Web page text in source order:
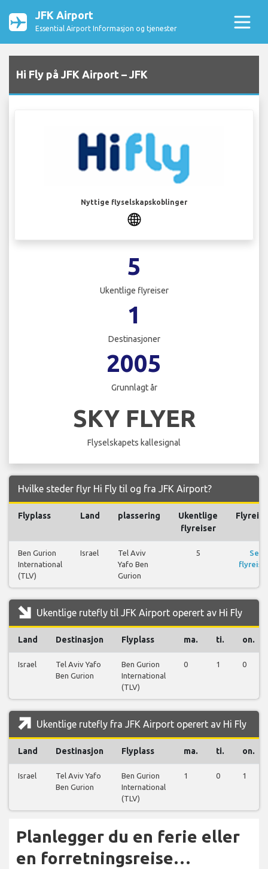
JFK Airport
Essential Airport Informasjon og tjenester
Hi Fly på JFK Airport – JFK
Nyttige flyselskapskoblinger
5
Ukentlige flyreiser
1
Destinasjoner
2005
Grunnlagt år
SKY FLYER
Flyselskapets kallesignal
Hvilke steder flyr Hi Fly til og fra JFK Airport?
Flyplass Land plassering
Ukentlige
flyreiser
Ben Gurion
International
(TLV)
Israel
Tel Aviv
Yafo Ben
Gurion
5
Se
Ukentlige rutefly til JFK Airport operert av Hi Fly
Land Destinasjon Flyplass ma. ti. on.
Israel
Tel Aviv Yafo
Ben Gurion
Ben Gurion
International
(TLV)
0 1 0
Ukentlige rutefly fra JFK Airport operert av Hi Fly
Land Destinasjon Flyplass ma. ti. on.
Israel
Tel Aviv Yafo
Ben Gurion
Ben Gurion
International
(TLV)
1 0 1
Planlegger du en ferie eller
en forretningsreise…